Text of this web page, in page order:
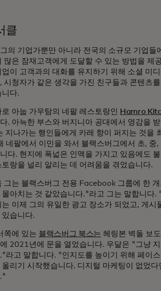
클
의 기업가뿐만 아니라 전국의 소규모 기업들
많은 잠재고객에게 도달할 수 있는 방법을 제
업이 고객과의 대화를 유지하기 위해 소셜 미
시청자가 같은 생각을 가진 친구들과 콘텐츠
니다.
로 아눕 가우탐의 네팔 레스토랑인 Hamro
. 아늑한 부스와 버지니아 공대에서 영감을
지나가는 행인들에게 카레 향이 퍼지는 것을
네팔에서 이민을 와서 블랙스버그에서 초, 중
다. 현지에 폭넓은 인맥을 가지고 있음에도
토랑을 널리 알리는 데 어려움을 겪었습니다.
그는 블랙스버그 전용 Facebook 그룹에 한
몰아치는 것 같았습니다."라고 그는 말합니다
는 이제 그의 유일한 광고 장소가 되었고, 게시
있습니다.
쪽에 있는 블랙스버그 북스는 헤링본 벽돌 보
2021년에 문을 열었습니다. 우달은 "그냥
라고 말합니다. "인지도를 높이기 위해 페이
올리기 시작했습니다. 디지털 마케팅이 없었